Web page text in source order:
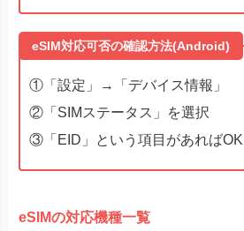
eSIM対応可否の確認方法(Android)
①「設定」→「デバイス情報」
②「SIMステータス」を選択
③「EID」という項目があればOK
eSIMの対応機種一覧